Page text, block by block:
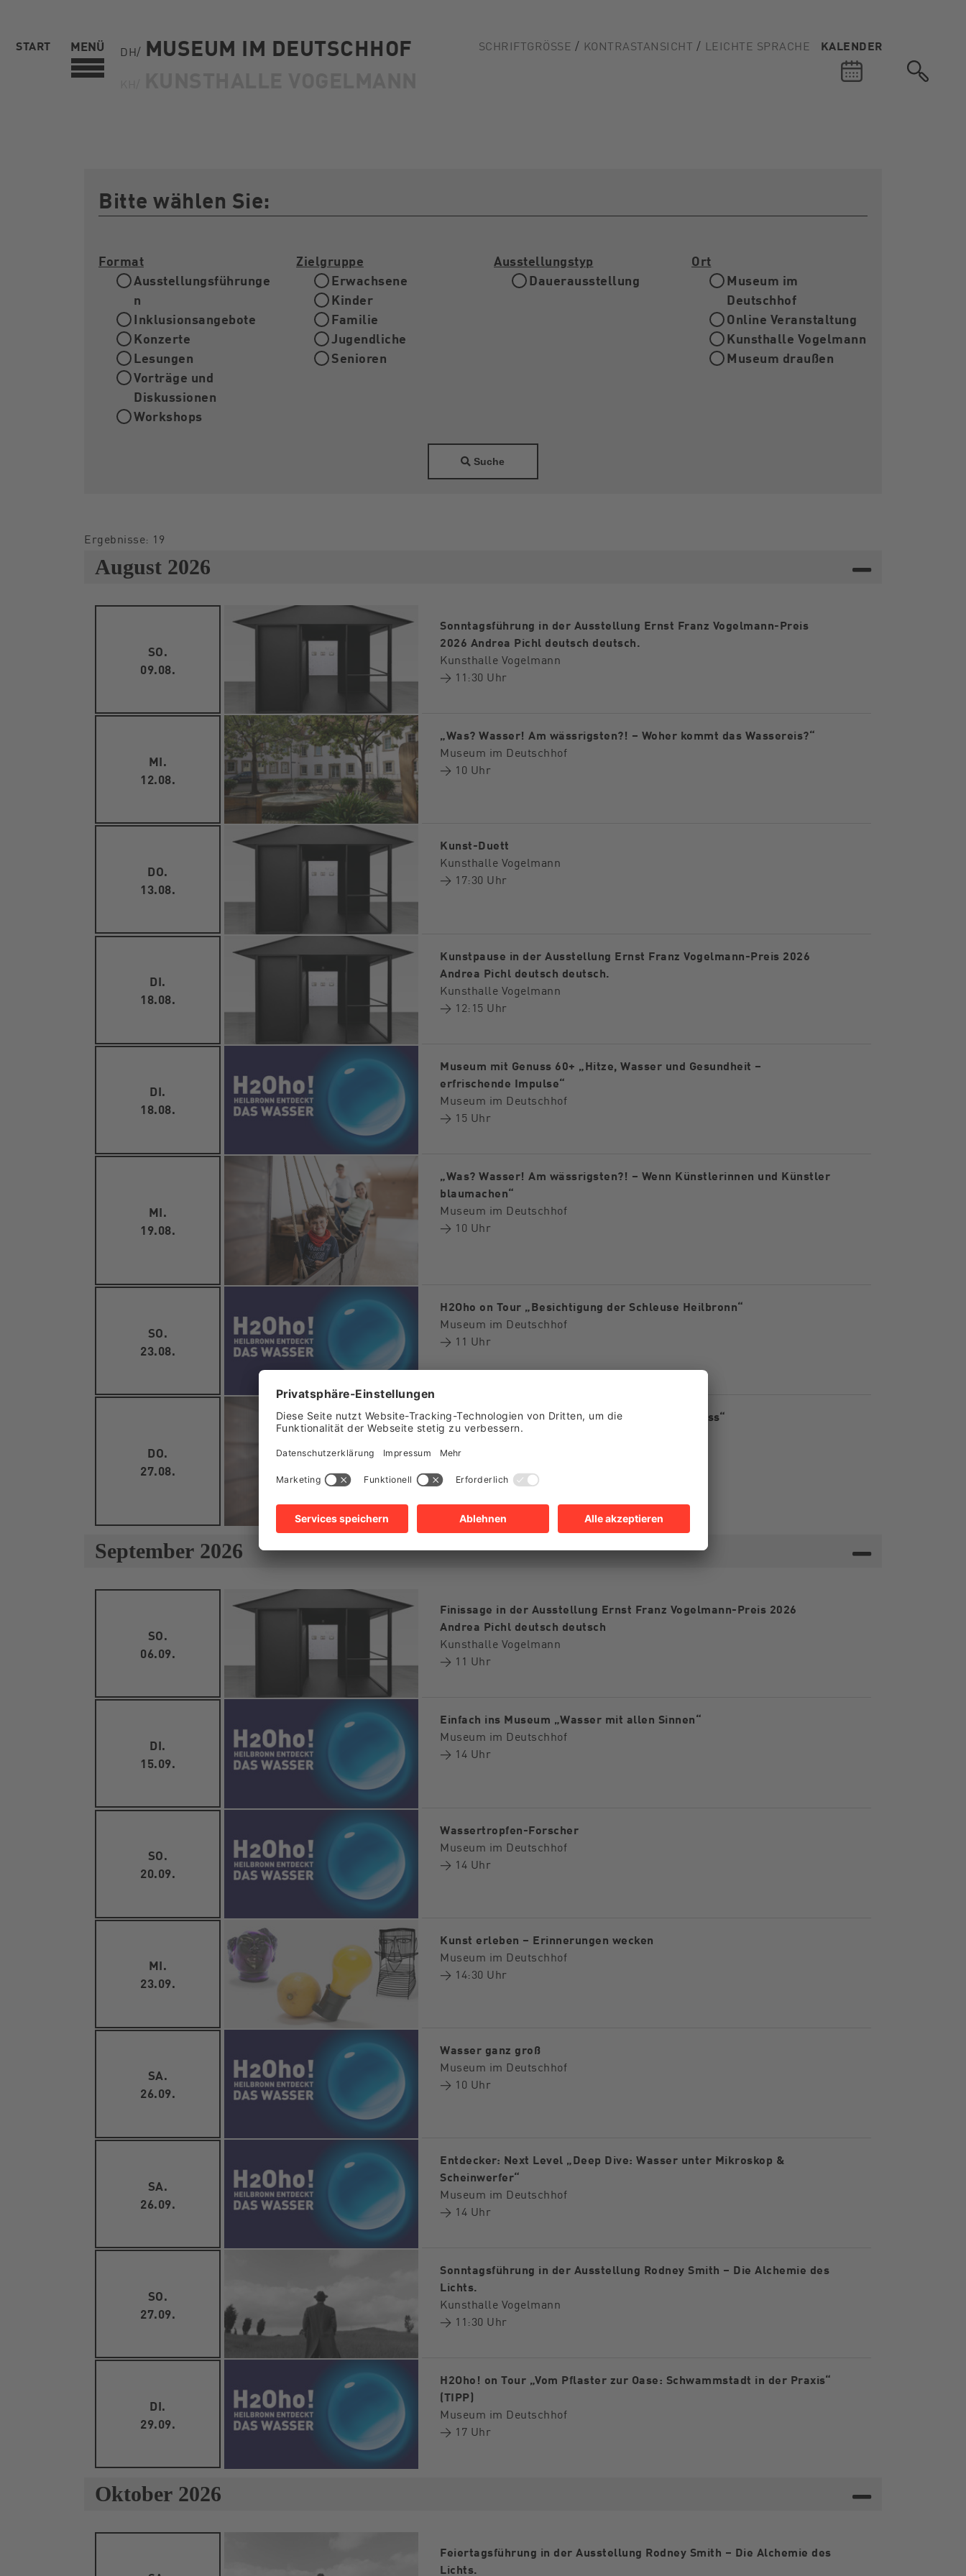
START MENÜ DH/ MUSEUM IM DEUTSCHHOF SCHRIFTGRÖSSE KONTRASTANSICHT LEICHTE SPRACHE KALENDER
Bitte wählen Sie:
Format
Ausstellungsführunge
n
Inklusionsangebote
Konzerte
Lesungen
Vorträge und
Diskussionen
Workshops
Zielgruppe
Erwachsene
Kinder
Familie
Jugendliche
Senioren
Ausstellungstyp
Dauerausstellung
Ort
Museum im
Deutschhof
Online Veranstaltung
Kunsthalle Vogelmann
Museum draußen
Suche
Ergebnisse: 19
August 2026
SO.
09.08.
Sonntagsführung in der Ausstellung Ernst Franz Vogelmann-Preis
2026 Andrea Pichl deutsch deutsch.
Kunsthalle Vogelmann
→ 11:30 Uhr
MI.
12.08.
„Was? Wasser! Am wässrigsten?! – Woher kommt das Wassereis?“
Museum im Deutschhof
→ 10 Uhr
DO.
13.08.
Kunst-Duett
Kunsthalle Vogelmann
→ 17:30 Uhr
DI.
18.08.
Kunstpause in der Ausstellung Ernst Franz Vogelmann-Preis 2026
Andrea Pichl deutsch deutsch.
Kunsthalle Vogelmann
→ 12:15 Uhr
DI.
18.08.
Museum mit Genuss 60+ „Hitze, Wasser und Gesundheit –
erfrischende Impulse“
Museum im Deutschhof
→ 15 Uhr
MI.
19.08.
„Was? Wasser! Am wässrigsten?! – Wenn Künstlerinnen und Künstler
blaumachen“
Museum im Deutschhof
→ 10 Uhr
SO.
23.08.
H2Oho on Tour „Besichtigung der Schleuse Heilbronn“
Museum im Deutschhof
→ 11 Uhr
DO.
27.08.
„Was? Wasser! Am wässrigsten?! – Alles im Fluss“
Museum im Deutschhof
→ 10 Uhr
September 2026
SO.
06.09.
Finissage in der Ausstellung Ernst Franz Vogelmann-Preis 2026
Andrea Pichl deutsch deutsch
Kunsthalle Vogelmann
→ 11 Uhr
DI.
15.09.
Einfach ins Museum „Wasser mit allen Sinnen“
Museum im Deutschhof
→ 14 Uhr
SO.
20.09.
Wassertropfen-Forscher
Museum im Deutschhof
→ 14 Uhr
MI.
23.09.
Kunst erleben – Erinnerungen wecken
Museum im Deutschhof
→ 14:30 Uhr
SA.
26.09.
Wasser ganz groß
Museum im Deutschhof
→ 10 Uhr
SA.
26.09.
Entdecker: Next Level „Deep Dive: Wasser unter Mikroskop &
Scheinwerfer“
Museum im Deutschhof
→ 14 Uhr
SO.
27.09.
Sonntagsführung in der Ausstellung Rodney Smith – Die Alchemie des
Lichts.
Kunsthalle Vogelmann
→ 11:30 Uhr
DI.
29.09.
H2Oho! on Tour „Vom Pflaster zur Oase: Schwammstadt in der Praxis“
(TIPP)
Museum im Deutschhof
→ 17 Uhr
Oktober 2026
Feiertagsführung in der Ausstellung Rodney Smith – Die Alchemie des
Lichts.